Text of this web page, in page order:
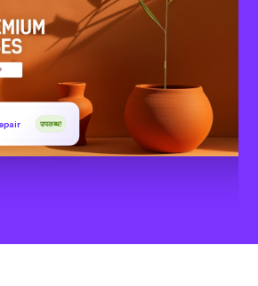
उपलब्ध!